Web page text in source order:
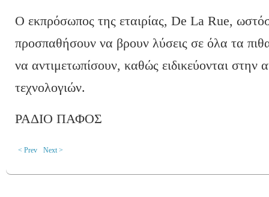
Ο εκπρόσωπος της εταιρίας, De La Rue,
προσπαθήσουν να βρουν λύσεις σε όλα τα
να αντιμετωπίσουν, καθώς ειδικεύονται στην
τεχνολογιών.
ΡΑΔΙΟ ΠΑΦΟΣ
< Prev Next >